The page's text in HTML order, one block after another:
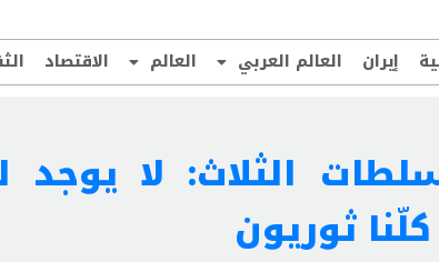
إيران العالم العربي العالم الاقتصاد
الثلاث: لا
ثوريون